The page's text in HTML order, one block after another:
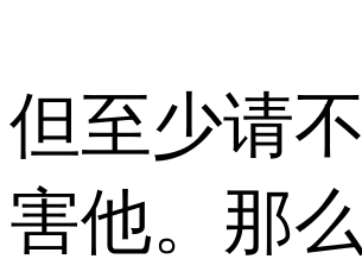
但至少请
害他。那